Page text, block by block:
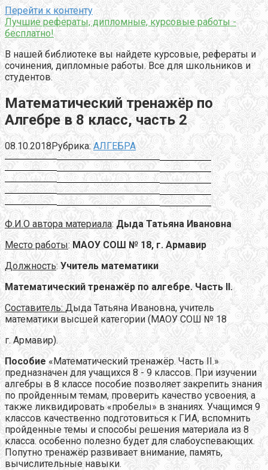
Перейти к контенту
Лучшие рефераты, дипломные, курсовые работы -
бесплатно!
В нашей библиотеке вы найдете курсовые, рефераты и
сочинения, дипломные работы. Все для школьников и
студентов.
Математический тренажёр по
Алгебре в 8 класс, часть 2
08.10.2018Рубрика: АЛГЕБРА
Ф.И.О автора материала: Дыда Татьяна Ивановна
Место работы: МАОУ СОШ № 18, г. Армавир
Должность: Учитель математики
Математический тренажёр по алгебре. Часть II.
Составитель: Дыда Татьяна Ивановна, учитель
математики высшей категории (МАОУ СОШ № 18
г. Армавир).
Пособие «Математический тренажёр. Часть II.»
предназначен для учащихся 8 - 9 классов. При изучении
алгебры в 8 классе пособие позволяет закрепить знания
по пройденным темам, проверить качество усвоения, а
также ликвидировать «пробелы» в знаниях. Учащимся 9
классов качественно подготовиться к ГИА, вспомнить
пройденные темы и способы решения материала из 8
класса. особенно полезно будет для слабоуспевающих.
Попутно тренажёр развивает внимание, память,
вычислительные навыки.